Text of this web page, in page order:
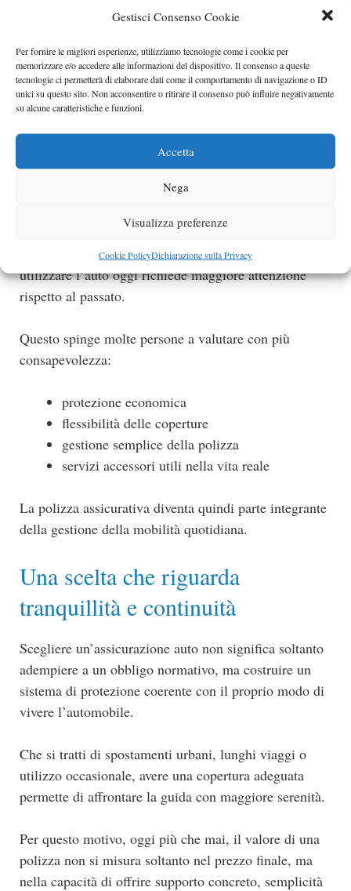
Gestisci Consenso Cookie
Per fornire le migliori esperienze, utilizziamo tecnologie come i cookie per
memorizzare e/o accedere alle informazioni del dispositivo. Il consenso a queste
tecnologie ci permetterà di elaborare dati come il comportamento di navigazione o ID
unici su questo sito. Non acconsentire o ritirare il consenso può influire negativamente
su alcune caratteristiche e funzioni.
Accetta
Nega
Visualizza preferenze
Cookie PolicyDichiarazione sulla Privacy
In molti casi è proprio l’esperienza post-sinistro a
determinare la fiducia verso una compagnia.
Mobilità quotidiana e gestione
del rischio
abitudini degli automobilisti. Tra traffico, ZTL,
parcheggi limitati e aumento dei costi di gestione,
utilizzare l’auto oggi richiede maggiore attenzione
rispetto al passato.
Questo spinge molte persone a valutare con più
consapevolezza:
protezione economica
flessibilità delle coperture
gestione semplice della polizza
servizi accessori utili nella vita reale
La polizza assicurativa diventa quindi parte integrante
della gestione della mobilità quotidiana.
Una scelta che riguarda
tranquillità e continuità
Scegliere un’assicurazione auto non significa soltanto
adempiere a un obbligo normativo, ma costruire un
sistema di protezione coerente con il proprio modo di
vivere l’automobile.
Che si tratti di spostamenti urbani, lunghi viaggi o
utilizzo occasionale, avere una copertura adeguata
permette di affrontare la guida con maggiore serenità.
Per questo motivo, oggi più che mai, il valore di una
polizza non si misura soltanto nel prezzo finale, ma
nella capacità di offrire supporto concreto, semplicità